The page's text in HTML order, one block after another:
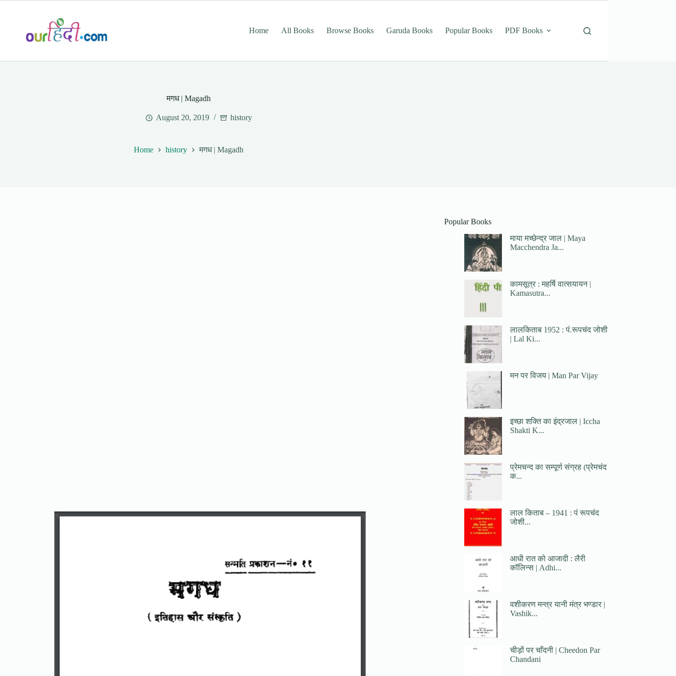
Home
All Books Browse Books Garuda Books Popular Books PDF Books
मगध | Magadh
August 20, 2019 history
Home history मगध | Magadh
Popular Books
माया मच्छेन्द्र जाल | Maya
Macchendra Ja...
कामसूत्र : महर्षि वात्सयायन |
Kamasutra...
लालकिताब 1952 : पं.रूपचंद जोशी
| Lal Ki...
मन पर विजय | Man Par Vijay
इच्छा शक्ति का इंद्रजाल | Iccha
Shakti K...
प्रेमचन्द का सम्पूर्ण संग्रह (प्रेमचंद
क...
लाल किताब – 1941 : पं रूपचंद
जोशी...
आधी रात को आजादी : लैरी
कॉलिन्स | Adhi...
वशीकरण मन्त्र यानी मंत्र भण्डार |
Vashik...
चीड़ों पर चाँदनी | Cheedon Par
Chandani